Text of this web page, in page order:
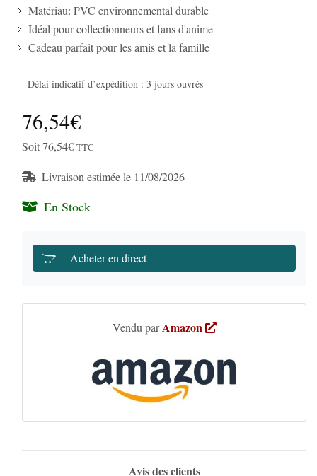
Matériau: PVC environnemental durable
Idéal pour collectionneurs et fans d'anime
Cadeau parfait pour les amis et la famille
Délai indicatif d’expédition : 3 jours ouvrés
76,54€
Soit 76,54€ TTC
Livraison estimée le 11/08/2026
En Stock
Acheter en direct
Vendu parAmazon
Avis des clients